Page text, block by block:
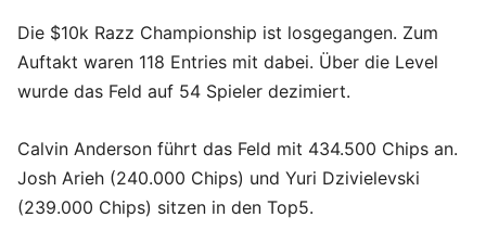
Die $10k Razz Championship ist losgegangen. Zum
Auftakt waren 118 Entries mit dabei. Über die Level
wurde das Feld auf 54 Spieler dezimiert.
Calvin Anderson führt das Feld mit 434.500 Chips an.
Josh Arieh (240.000 Chips) und Yuri Dzivielevski
(239.000 Chips) sitzen in den Top5.